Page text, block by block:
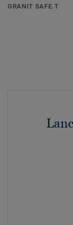
GRANIT SAFE.T